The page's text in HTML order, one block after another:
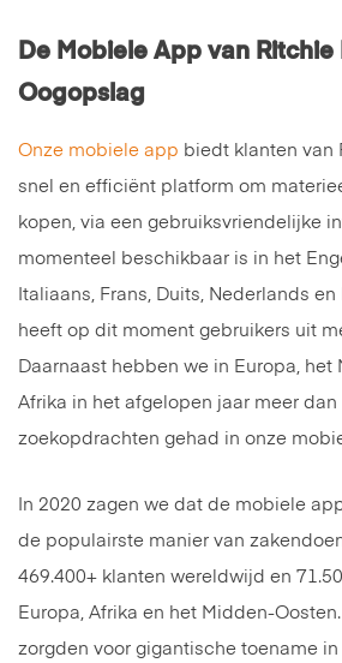
De Mobiele App van Ritchie
Oogopslag
Onze mobiele app biedt klanten van
snel en efficiënt platform om
kopen, via een gebruiksvriendelijke
momenteel beschikbaar is in het
Italiaans, Frans, Duits, Nederlands
heeft op dit moment gebruikers uit
Daarnaast hebben we in Europa, het
Afrika in het afgelopen jaar meer dan
zoekopdrachten gehad in onze
In 2020 zagen we dat de mobiele
de populairste manier van
469.400+ klanten wereldwijd en
Europa, Afrika en het Midden-
zorgden voor gigantische toename